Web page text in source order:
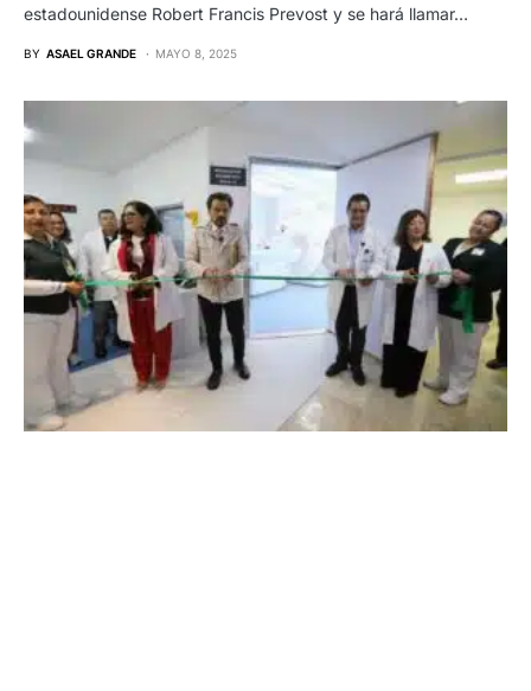
estadounidense Robert Francis Prevost y se hará llamar…
BY ASAEL GRANDE MAYO 8, 2025